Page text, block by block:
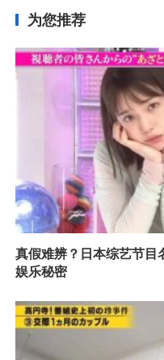
为您推荐
真假难辨？日本综艺节目
娱乐秘密